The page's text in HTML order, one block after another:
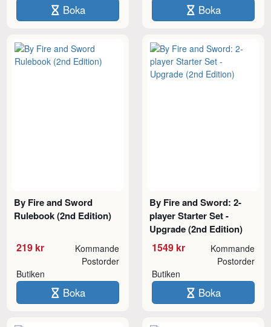
Boka Boka
By Fire and Sword
Rulebook (2nd Edition)
219 kr Kommande
Butiken
Postorder
Boka
By Fire and Sword: 2-
player Starter Set -
Upgrade (2nd Edition)
1549 kr Kommande
Butiken
Postorder
Boka